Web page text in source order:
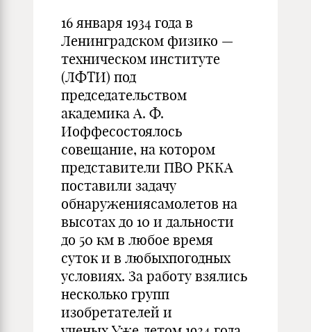
16 января 1934 года в
Ленинградском физико —
техническом институте
(ЛФТИ) под
председательством
академика А. Ф.
Иоффесостоялось
совещание, на котором
представители ПВО РККА
поставили задачу
обнаружениясамолетов на
высотах до 10 и дальности
до 50 км в любое время
суток и в любыхпогодных
условиях. За работу взялись
несколько групп
изобретателей и